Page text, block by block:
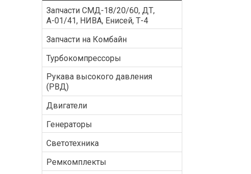
Запчасти СМД-18/20/60, ДТ,
А-01/41, НИВА, Енисей, Т-4
Запчасти на Комбайн
Турбокомпрессоры
Рукава высокого давления
(РВД)
Двигатели
Генераторы
Светотехника
Ремкомплекты